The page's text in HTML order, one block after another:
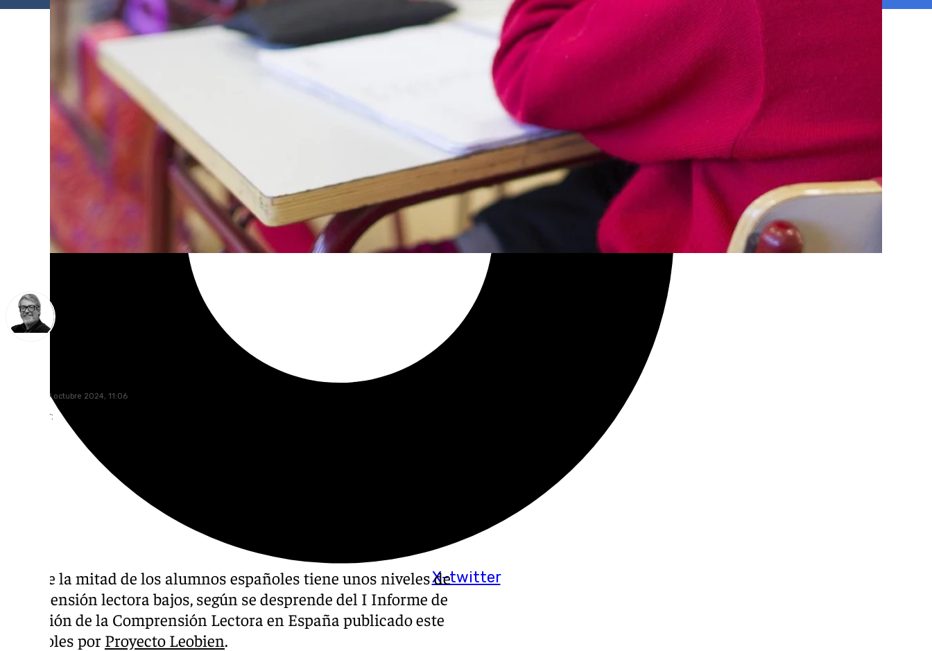
X-twitter
miércoles, 9 octubre 2024, 11:06
Compartir:
Más de la mitad de los alumnos españoles tiene unos niveles de
comprensión lectora bajos, según se desprende del I Informe de
Situación de la Comprensión Lectora en España publicado este
miércoles por Proyecto Leobien.